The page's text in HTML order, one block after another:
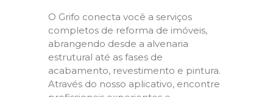
O Grifo conecta você a serviços
completos de reforma de imóveis,
abrangendo desde a alvenaria
estrutural até as fases de
acabamento, revestimento e pintura.
Através do nosso aplicativo, encontre